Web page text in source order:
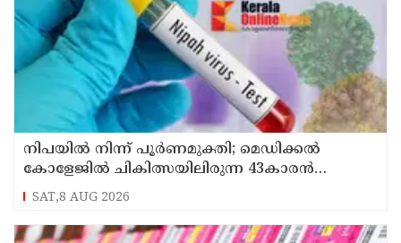
നിപയിൽ നിന്ന് പൂർണമുക്തി; മെഡിക്കൽ
കോളേജിൽ ചികിത്സയിലിരുന്ന 43കാരൻ
വീട്ടിലേക്ക് മടങ്ങി
SAT,8 AUG 2026